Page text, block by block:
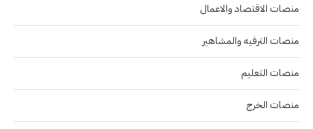
منصات الاقتصاد والاعمال
منصات الترفيه والمشاهير
منصات التعليم
منصات الخرج